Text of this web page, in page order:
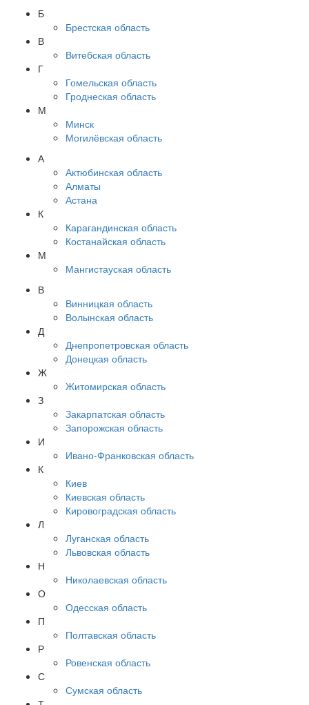
Б
Брестская область
В
Витебская область
Г
Гомельская область
Гроднеская область
М
Минск
Могилёвская область
А
Актюбинская область
Алматы
Астана
К
Карагандинская область
Костанайская область
М
Мангистауская область
В
Винницкая область
Волынская область
Д
Днепропетровская область
Донецкая область
Ж
Житомирская область
З
Закарпатская область
Запорожская область
И
Ивано-Франковская область
К
Киев
Киевская область
Кировоградская область
Л
Луганская область
Львовская область
Н
Николаевская область
О
Одесская область
П
Полтавская область
Р
Ровенская область
С
Сумская область